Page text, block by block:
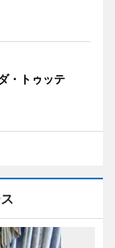
・トゥッテ